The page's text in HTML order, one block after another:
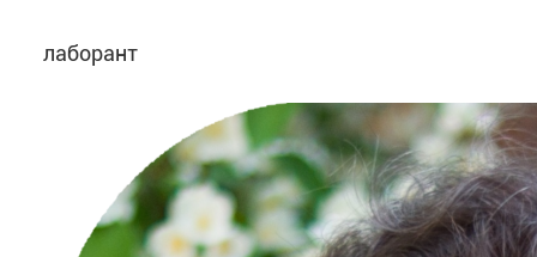
лаборант